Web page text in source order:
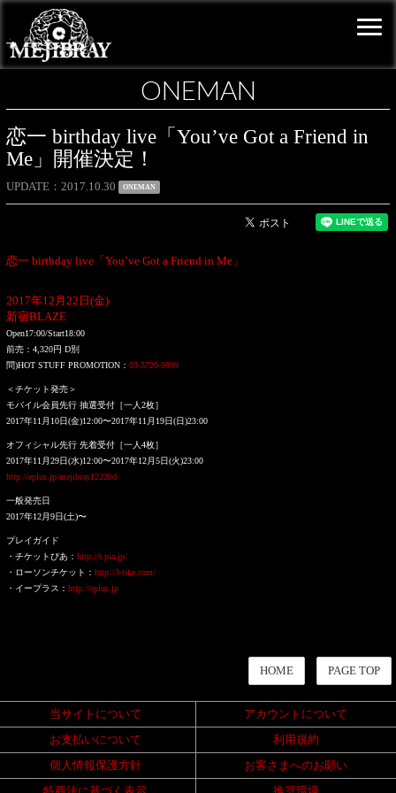
ONEMAN
恋一 birthday live「You’ve Got a Friend in
Me」開催決定！
UPDATE 2017.10.30 ONEMAN
恋一 birthday live「You’ve Got a Friend in Me」
2017年12月22日(金)
新宿BLAZE
Open17:00/Start18:00
前売：4,320円 D別
問)HOT STUFF PROMOTION： 03-5720-9999
＜チケット発売＞
モバイル会員先行 抽選受付［一人2枚］
2017年11月10日(金)12:00〜2017年11月19日(日)23:00
オフィシャル先行 先着受付［一人4枚］
2017年11月29日(水)12:00〜2017年12月5日(火)23:00
http://eplus.jp/mejibray1222bd/
一般発売日
2017年12月9日(土)〜
プレイガイド
・チケットぴあ： http://t.pia.jp/
・ローソンチケット： http://l-tike.com/
・イープラス： http://eplus.jp
HOME PAGE TOP
当サイトについて
アカウントについて
お支払いについて
利用規約
個人情報保護方針
お客さまへのお願い